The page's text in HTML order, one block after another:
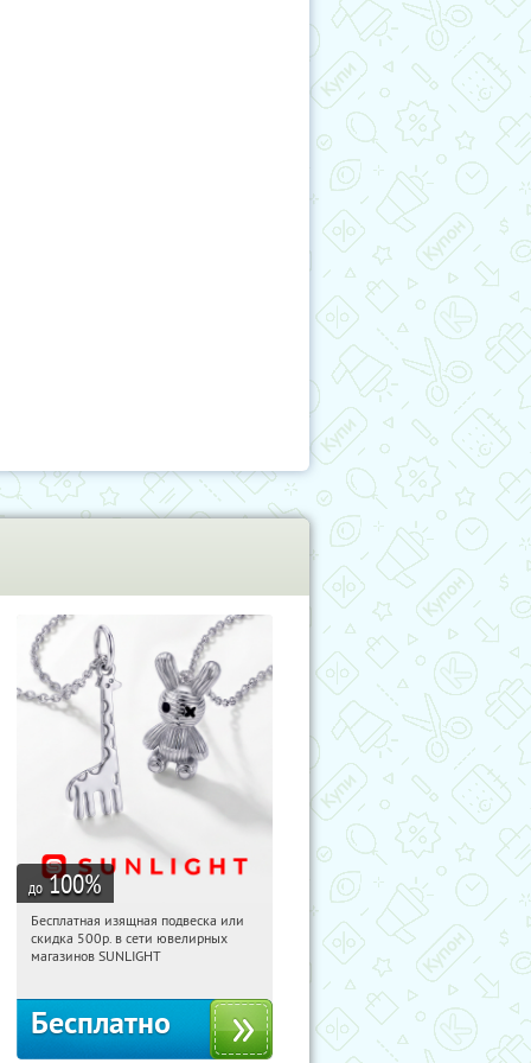
до 100%
06:14:39 Получили:
Россия
Бесплатная изящная подвеска или
скидка 500р. в сети ювелирных
магазинов SUNLIGHT
Бесплатно